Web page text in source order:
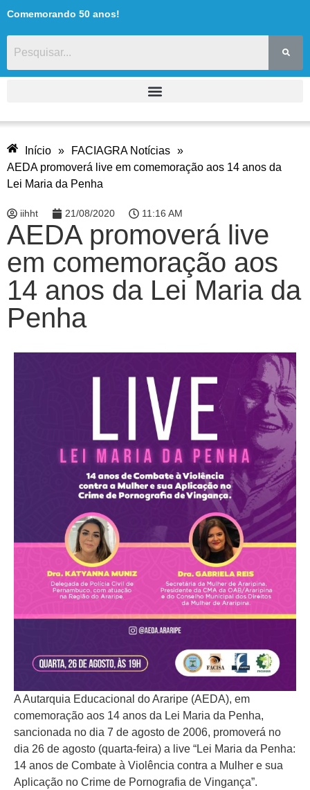
Comemorando 50 anos!
Início » FACIAGRA Notícias »
AEDA promoverá live em comemoração aos 14 anos da
Lei Maria da Penha
iihht 21/08/2020 11:16 AM
AEDA promoverá live
em comemoração aos
14 anos da Lei Maria da
Penha
A Autarquia Educacional do Araripe (AEDA), em
comemoração aos 14 anos da Lei Maria da Penha,
sancionada no dia 7 de agosto de 2006, promoverá no
dia 26 de agosto (quarta-feira) a live “Lei Maria da Penha:
14 anos de Combate à Violência contra a Mulher e sua
Aplicação no Crime de Pornografia de Vingança”.